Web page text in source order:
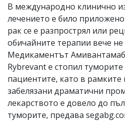
ни!
В международно клинично
лечението е било
рак се е разпрострял или
обичайните терапии вече не
Медикаментът Амивантамаб
Rybrevant е стопил
пациентите, като в рамките
забелязани драматични
лекарството е довело до
туморите, предава